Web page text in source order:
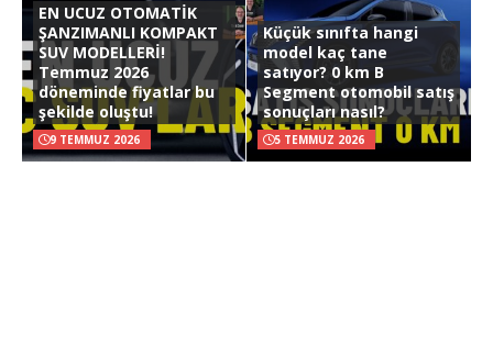
EN UCUZ OTOMATİK
ŞANZIMANLI KOMPAKT
SUV MODELLERİ!
Temmuz 2026
döneminde fiyatlar bu
şekilde oluştu!
9 TEMMUZ 2026
Küçük sınıfta hangi
model kaç tane
satıyor? 0 km B
Segment otomobil satış
sonuçları nasıl?
5 TEMMUZ 2026